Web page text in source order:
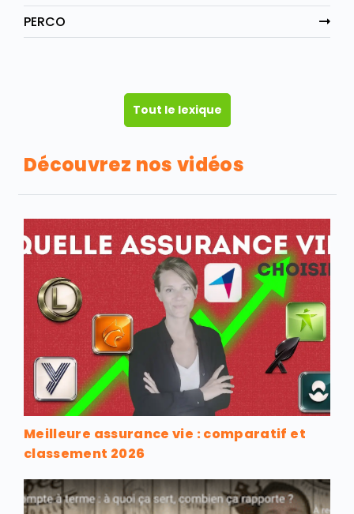
PERCO
Tout le lexique
Découvrez nos vidéos
Meilleure assurance vie : comparatif et
classement 2026